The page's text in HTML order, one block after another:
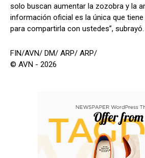
solo buscan aumentar la zozobra y la
información oficial es la única que
para compartirla con ustedes”, subrayó.
FIN/AVN/ DM/ ARP/ ARP/
© AVN - 2026